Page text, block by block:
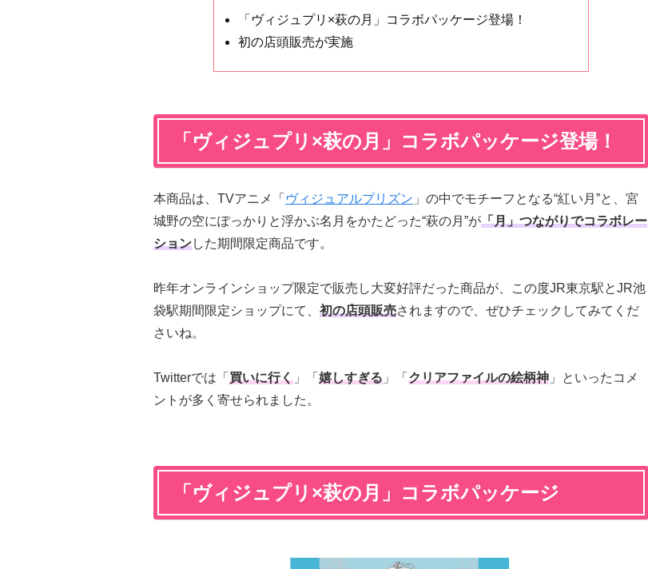
「ヴィジュプリ×萩の月」コラボパッケージ登場！
初の店頭販売が実施
「ヴィジュプリ×萩の月」コラボパッケージ登場！
本商品は、TVアニメ「 ヴィジュアルプリズン 」の中でモチーフとなる“紅い月”と、宮
城野の空にぽっかりと浮かぶ名月をかたどった“萩の月”が「月」つながりでコラボレー
ションした期間限定商品です。
昨年オンラインショップ限定で販売し大変好評だった商品が、この度JR東京駅とJR池
袋駅期間限定ショップにて、 初の店頭販売されますので、ぜひチェックしてみてくだ
さいね。
Twitterでは「 買いに行く 」「 嬉しすぎる 」「 クリアファイルの絵柄神 」といったコメ
ントが多く寄せられました。
「ヴィジュプリ×萩の月」コラボパッケージ